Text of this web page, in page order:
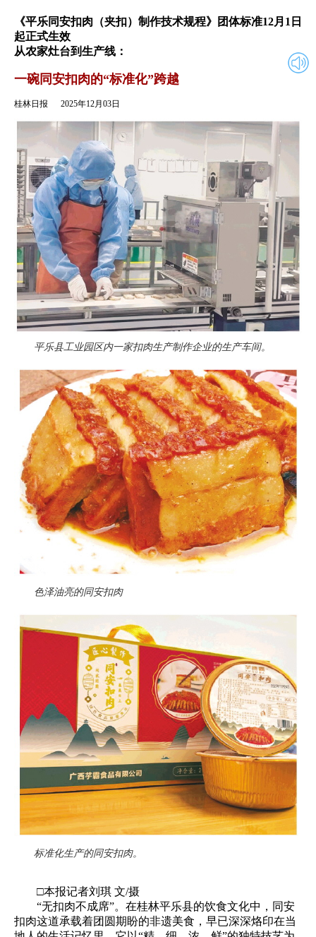
2025年12月03日
《平乐同安扣肉（夹扣）制作技术规程》团体标准12月1日
起正式生效
从农家灶台到生产线：
一碗同安扣肉的“标准化”跨越
桂林日报 2025年12月03日
平乐县工业园区内一家扣肉生产制作企业的生产车间。
色泽油亮的同安扣肉
标准化生产的同安扣肉。
□本报记者刘琪 文/摄
“无扣肉不成席”。在桂林平乐县的饮食文化中，同安
扣肉这道承载着团圆期盼的非遗美食，早已深深烙印在当